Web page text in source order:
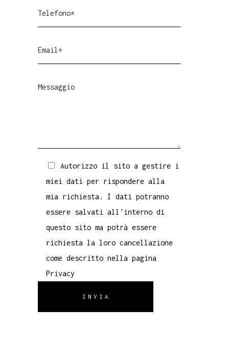
Autorizzo il sito a gestire i
miei dati per rispondere alla
mia richiesta. I dati potranno
essere salvati all'interno di
questo sito ma potrà essere
richiesta la loro cancellazione
come descritto nella pagina
Privacy
INVIA